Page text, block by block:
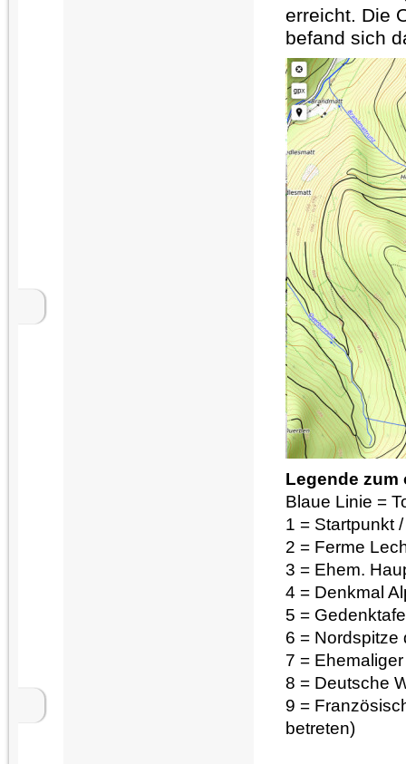
erreicht. Die
befand sich
Legende zum
Blaue Linie =
1 = Startpunkt
2 = Ferme
3 = Ehem.
4 = Denkmal
5 =
6 = Nordspitze
7 =
8 = Deutsche
9 =
betreten)